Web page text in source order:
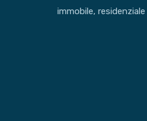
immobile,